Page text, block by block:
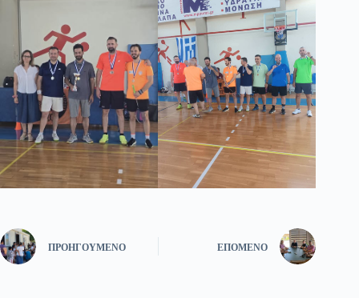
ΠΡΟΗΓΟΎΜΕΝΟ ΕΠΌΜΕΝΟ